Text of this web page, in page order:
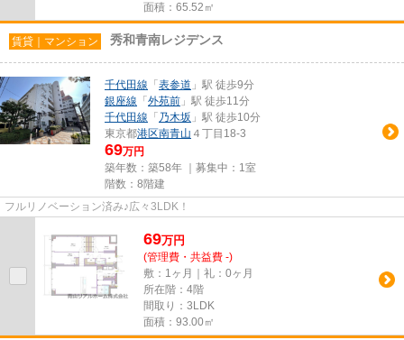
面積：65.52㎡
賃貸｜マンション 秀和青南レジデンス
千代田線 「 表参道 」駅 徒歩9分
銀座線 「 外苑前 」駅 徒歩11分
千代田線 「 乃木坂 」駅 徒歩10分
東京都港区南青山 ４丁目18-3
69万円
築年数：築58年 ｜募集中： 1室
階数：8階建
フルリノベーション済み♪広々3LDK！
69万円
(管理費・共益費 -)
敷：1ヶ月｜礼：0ヶ月
所在階：4階
間取り：3LDK
面積：93.00㎡